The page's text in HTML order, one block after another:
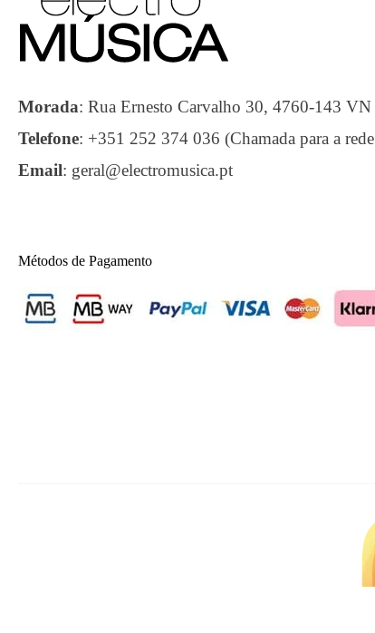
Morada: Rua Ernesto Carvalho 30, 4760-143
Telefone: +351 252 374 036 (Chamada para a
Email: geral@electromusica.pt
Métodos de Pagamento